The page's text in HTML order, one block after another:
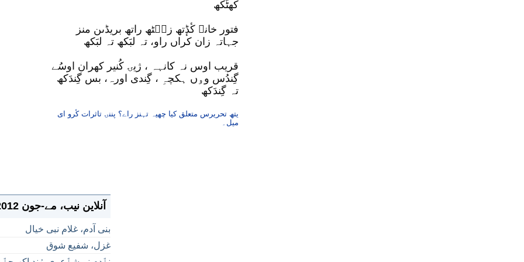
کھٹَکھ
فتور خانہ کٔڈٕتھ زیٖٹھ راتھ بریڈٮن منز
جہاتہ زان کراں راو، تہ لبَکھ تہ لبَکھ
قریب اوس نہ کانہہ ، ژیۍ کُنیر کھران اوسُے
گِندُس وۅں ہکچہِ ، گِندی اورہ، بس گِندَکھ
تہ گِندَکھ
یتھ تحریرس متعلق کیا چھیہ تہنز راے؟ پننۍ تاثرات کٔرو ای
میل۔
آنلاین نیب، مے-جون 2012
بنی آدم، غلام نبی خیال
غزل، شفیع شوق